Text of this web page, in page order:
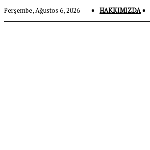
Perşembe, Ağustos 6, 2026 HAKKIMIZDA